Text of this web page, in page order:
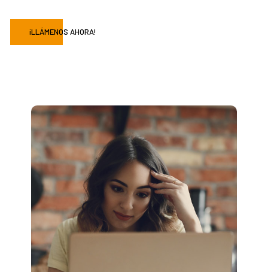
¡LLÁMENOS AHORA!